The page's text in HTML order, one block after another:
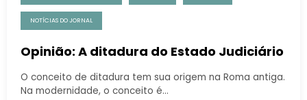
NOTÍCIAS DO JORNAL
Opinião: A ditadura do Estado Judiciário
O conceito de ditadura tem sua origem na Roma antiga.
Na modernidade, o conceito é…